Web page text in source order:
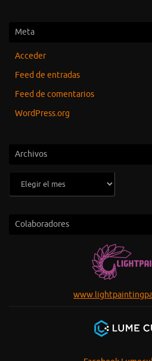
Meta
Acceder
Feed de entradas
Feed de comentarios
WordPress.org
Archivos
Colaboradores